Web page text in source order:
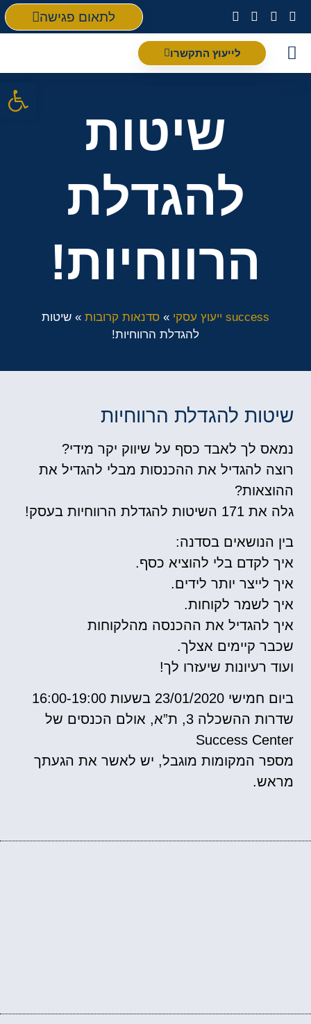
לתאום פגישה
לייעוץ התקשרו
שיטות
להגדלת
הרווחיות!
success ייעוץ עסקי » סדנאות קרובות » שיטות
להגדלת הרווחיות!
שיטות להגדלת הרווחיות
נמאס לך לאבד כסף על שיווק יקר מידי?
רוצה להגדיל את ההכנסות מבלי להגדיל את
ההוצאות?
גלה את 171 השיטות להגדלת הרווחיות בעסק!
בין הנושאים בסדנה:
איך לקדם בלי להוציא כסף.
איך לייצר יותר לידים.
איך לשמר לקוחות.
איך להגדיל את ההכנסה מהלקוחות
שכבר קיימים אצלך.
ועוד רעיונות שיעזרו לך!
ביום חמישי 23/01/2020 בשעות 16:00-19:00
שדרות ההשכלה 3, ת”א, אולם הכנסים של
Success Center
מספר המקומות מוגבל, יש לאשר את הגעתך
מראש.
פתח